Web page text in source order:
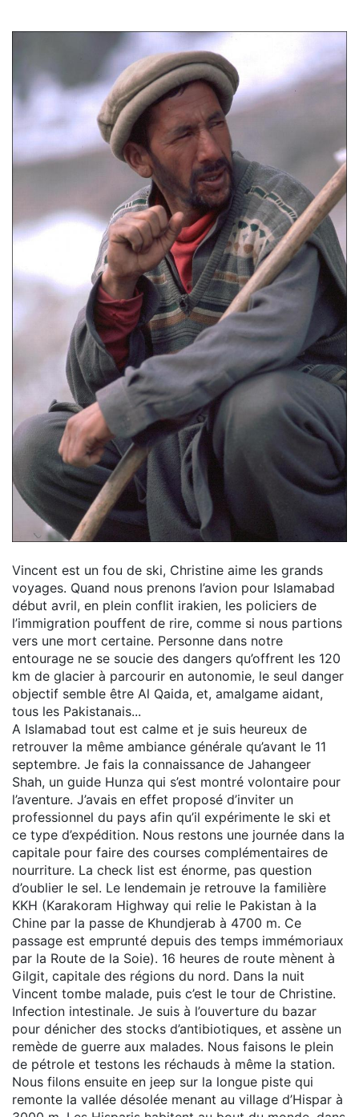
Vincent est un fou de ski, Christine aime les grands
voyages. Quand nous prenons l’avion pour Islamabad
début avril, en plein conflit irakien, les policiers de
l’immigration pouffent de rire, comme si nous partions
vers une mort certaine. Personne dans notre
entourage ne se soucie des dangers qu’offrent les 120
km de glacier à parcourir en autonomie, le seul danger
objectif semble être Al Qaida, et, amalgame aidant,
tous les Pakistanais...
A Islamabad tout est calme et je suis heureux de
retrouver la même ambiance générale qu’avant le 11
septembre. Je fais la connaissance de Jahangeer
Shah, un guide Hunza qui s’est montré volontaire pour
l’aventure. J’avais en effet proposé d’inviter un
professionnel du pays afin qu’il expérimente le ski et
ce type d’expédition. Nous restons une journée dans la
capitale pour faire des courses complémentaires de
nourriture. La check list est énorme, pas question
d’oublier le sel. Le lendemain je retrouve la familière
KKH (Karakoram Highway qui relie le Pakistan à la
Chine par la passe de Khundjerab à 4700 m. Ce
passage est emprunté depuis des temps immémoriaux
par la Route de la Soie). 16 heures de route mènent à
Gilgit, capitale des régions du nord. Dans la nuit
Vincent tombe malade, puis c’est le tour de Christine.
Infection intestinale. Je suis à l’ouverture du bazar
pour dénicher des stocks d’antibiotiques, et assène un
remède de guerre aux malades. Nous faisons le plein
de pétrole et testons les réchauds à même la station.
Nous filons ensuite en jeep sur la longue piste qui
remonte la vallée désolée menant au village d’Hispar à